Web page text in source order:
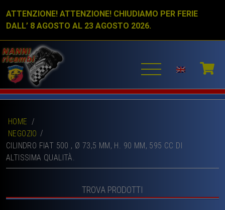
ATTENZIONE! ATTENZIONE! CHIUDIAMO PER FERIE
DALL’ 8 AGOSTO AL 23 AGOSTO 2026.
HOME /
NEGOZIO
CILINDRO FIAT 500 , Ø 73,5 MM, H. 90 MM, 595 CC DI
ALTISSIMA QUALITÀ.
TROVA PRODOTTI